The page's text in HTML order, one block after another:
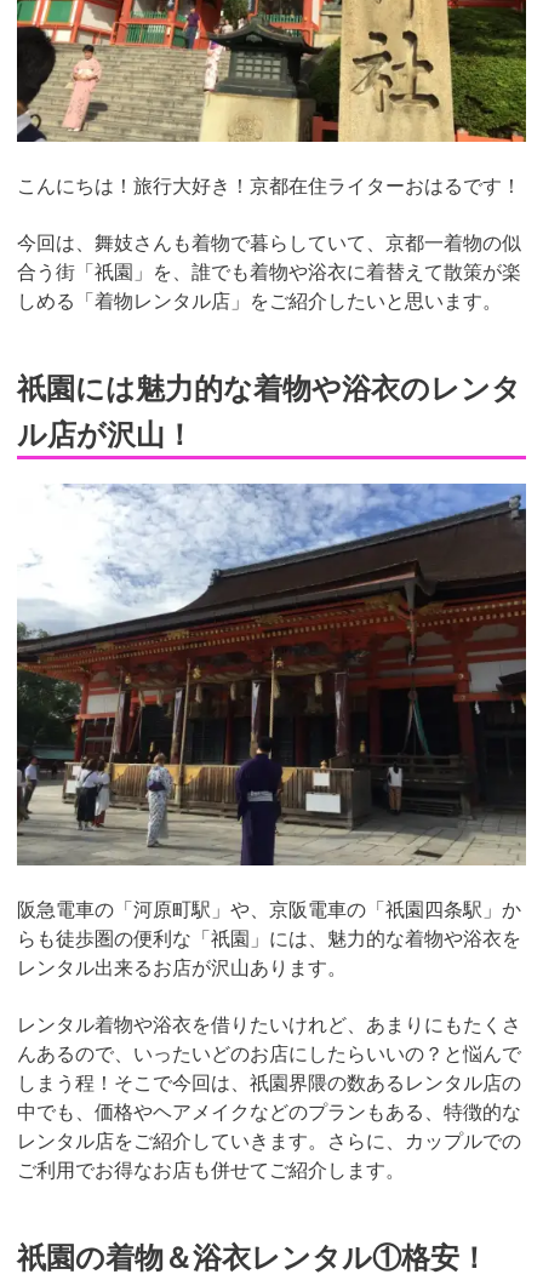
こんにちは！旅行大好き！京都在住ライターおはるです！
今回は、舞妓さんも着物で暮らしていて、京都一着物の似
合う街「祇園」を、誰でも着物や浴衣に着替えて散策が楽
しめる「着物レンタル店」をご紹介したいと思います。
祇園には魅力的な着物や浴衣のレンタ
ル店が沢山！
阪急電車の「河原町駅」や、京阪電車の「祇園四条駅」か
らも徒歩圏の便利な「祇園」には、魅力的な着物や浴衣を
レンタル出来るお店が沢山あります。
レンタル着物や浴衣を借りたいけれど、あまりにもたくさ
んあるので、いったいどのお店にしたらいいの？と悩んで
しまう程！そこで今回は、祇園界隈の数あるレンタル店の
中でも、価格やヘアメイクなどのプランもある、特徴的な
レンタル店をご紹介していきます。さらに、カップルでの
ご利用でお得なお店も併せてご紹介します。
祇園の着物＆浴衣レンタル①格安！